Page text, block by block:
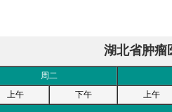
湖北省肿瘤
周二
上午 下午 上午